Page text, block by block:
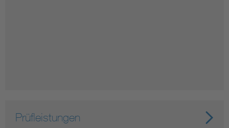
Prüfleistungen